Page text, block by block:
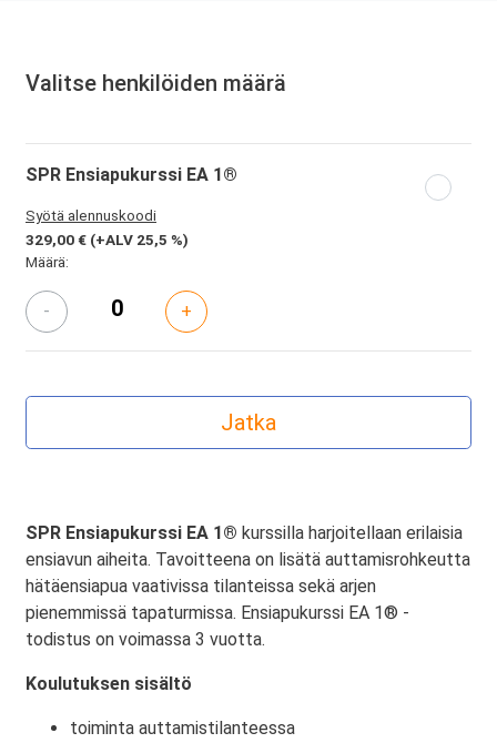
Valitse henkilöiden määrä
SPR Ensiapukurssi EA 1®
Syötä alennuskoodi
329,00 € (+ALV 25,5 %)
Määrä:
- +
SPR Ensiapukurssi EA 1® kurssilla harjoitellaan erilaisia
ensiavun aiheita. Tavoitteena on lisätä auttamisrohkeutta
hätäensiapua vaativissa tilanteissa sekä arjen
pienemmissä tapaturmissa. Ensiapukurssi EA 1® -
todistus on voimassa 3 vuotta.
Koulutuksen sisältö
toiminta auttamistilanteessa